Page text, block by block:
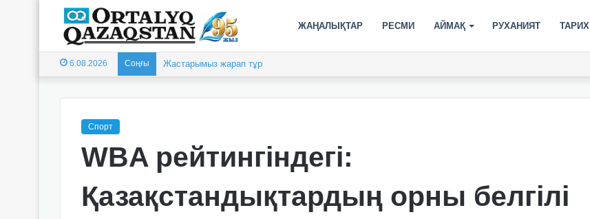
ЖАҢАЛЫҚТАР РЕСМИ АЙМАҚ РУХАНИЯТ ТАРИХ
6.08.2026 Соңғы Жеңіс жылнамасының бастауы
Спорт
WBA рейтингіндегі:
Қазақстандықтардың орны белгілі